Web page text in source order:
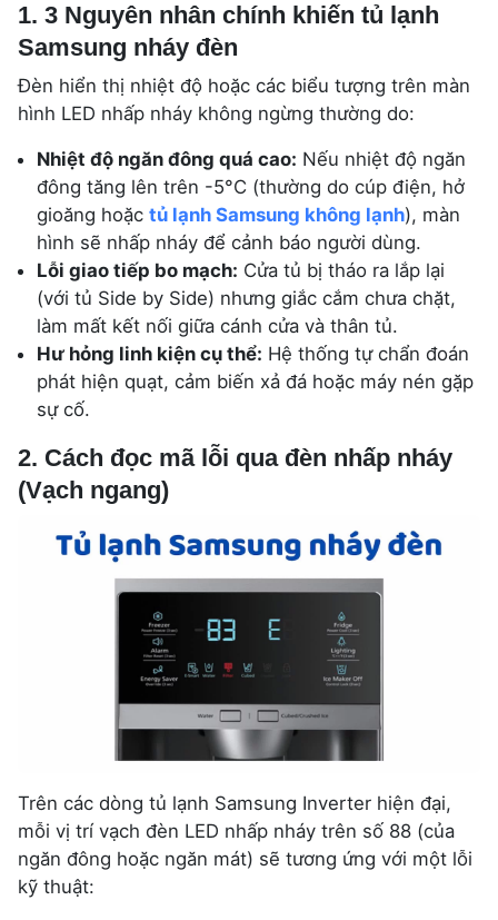
1. 3 Nguyên nhân chính khiến tủ lạnh
Samsung nháy đèn
Đèn hiển thị nhiệt độ hoặc các biểu tượng trên màn
hình LED nhấp nháy không ngừng thường do:
Nhiệt độ ngăn đông quá cao: Nếu nhiệt độ ngăn
đông tăng lên trên -5°C (thường do cúp điện, hở
gioăng hoặc tủ lạnh Samsung không lạnh), màn
hình sẽ nhấp nháy để cảnh báo người dùng.
Lỗi giao tiếp bo mạch: Cửa tủ bị tháo ra lắp lại
(với tủ Side by Side) nhưng giắc cắm chưa chặt,
làm mất kết nối giữa cánh cửa và thân tủ.
Hư hỏng linh kiện cụ thể: Hệ thống tự chẩn đoán
phát hiện quạt, cảm biến xả đá hoặc máy nén gặp
sự cố.
2. Cách đọc mã lỗi qua đèn nhấp nháy
(Vạch ngang)
Trên các dòng tủ lạnh Samsung Inverter hiện đại,
mỗi vị trí vạch đèn LED nhấp nháy trên số 88 (của
ngăn đông hoặc ngăn mát) sẽ tương ứng với một lỗi
kỹ thuật: